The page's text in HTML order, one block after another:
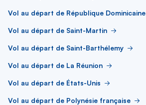
Vol au départ de République Dominicaine
Vol au départ de Saint-Martin
Vol au départ de Saint-Barthélemy
Vol au départ de La Réunion
Vol au départ de États-Unis
Vol au départ de Polynésie française